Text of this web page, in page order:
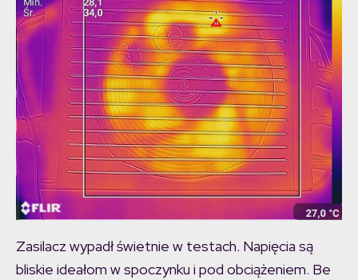
Obciążenie
Zasilacz wypadł świetnie w testach. Napięcia są
bliskie ideałom w spoczynku i pod obciążeniem. Be